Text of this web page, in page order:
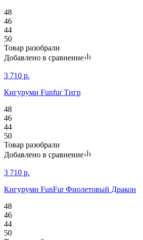
48
46
44
50
Товар разобрали
Добавлено в сравнение
3 710 р.
Кигуруми Funfur Тигр
48
46
44
50
Товар разобрали
Добавлено в сравнение
3 710 р.
Кигуруми FunFur Фиолетовый Дракон
48
46
44
50